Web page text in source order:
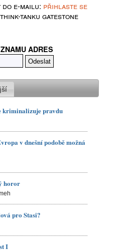
e-mailu: přihlaste se
tanku gatestone
ADRES
kriminalizuje pravdu
v dnešní podobě možná
horor
pro Stasi?
I